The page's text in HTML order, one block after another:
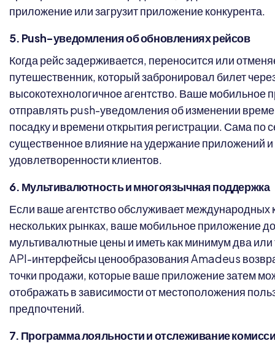
приложение или загрузит приложение конкурента.
5. Push-уведомления об обновлениях рейсов
Когда рейс задерживается, переносится или
путешественник, который забронировал билет
высокотехнологичное агентство. Ваше мобильное
отправлять push-уведомления об изменении
посадку и времени открытия регистрации. Сама по
существенное влияние на удержание приложений и
удовлетворенности клиентов.
6. Мультивалютность и многоязычная поддержка
Если ваше агентство обслуживает международных
нескольких рынках, ваше мобильное приложение
мультивалютные цены и иметь как минимум два
API-интерфейсы ценообразования Amadeus
точки продажи, которые ваше приложение затем
отображать в зависимости от местоположения
предпочтений.
7. Программа лояльности и отслеживание